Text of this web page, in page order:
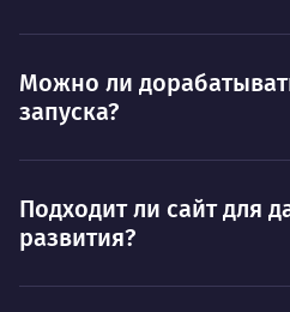
Договариваться.
Ты — это то, что ты
сказано.
Можно ли
запуска?
Подходит ли сайт для
развития?